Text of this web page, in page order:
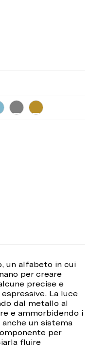
un alfabeto in cui
per creare
precise e
La luce
dal metallo al
e ammorbidendo i
un sistema
per
fluire